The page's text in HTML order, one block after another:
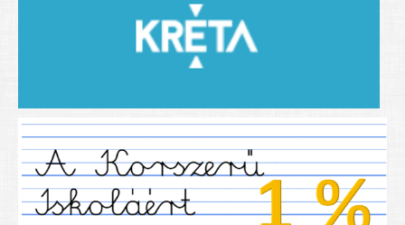
2018/2019 tanév
2019/2020-as tanév
Pályázataink
SIHU
EFOP 325